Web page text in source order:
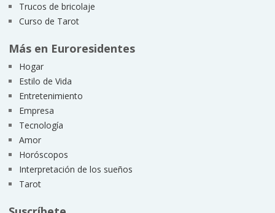
Trucos de bricolaje
Curso de Tarot
Más en Euroresidentes
Hogar
Estilo de Vida
Entretenimiento
Empresa
Tecnología
Amor
Horóscopos
Interpretación de los sueños
Tarot